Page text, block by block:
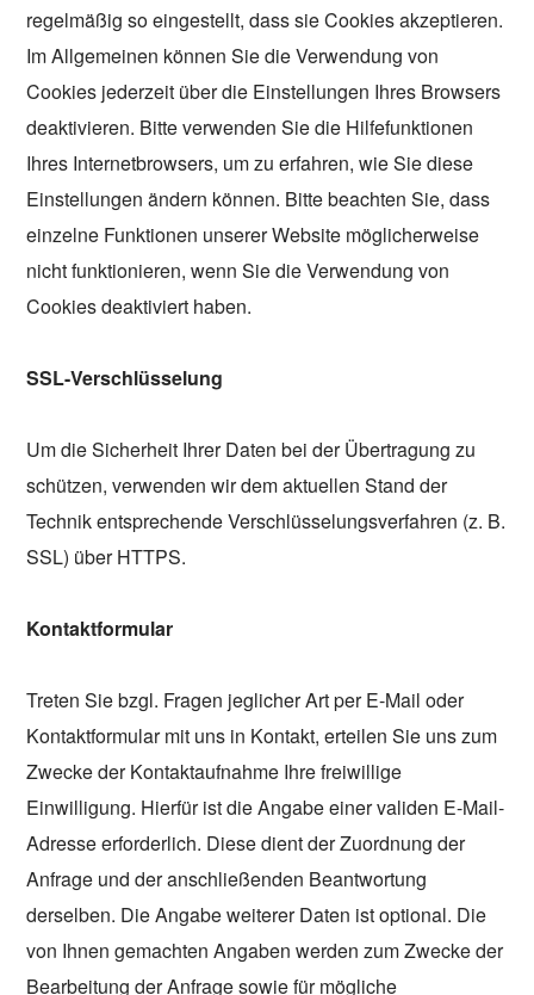
regelmäßig so eingestellt, dass sie Cookies akzeptieren.
Im Allgemeinen können Sie die Verwendung von
Cookies jederzeit über die Einstellungen Ihres Browsers
deaktivieren. Bitte verwenden Sie die Hilfefunktionen
Ihres Internetbrowsers, um zu erfahren, wie Sie diese
Einstellungen ändern können. Bitte beachten Sie, dass
einzelne Funktionen unserer Website möglicherweise
nicht funktionieren, wenn Sie die Verwendung von
Cookies deaktiviert haben.
SSL-Verschlüsselung
Um die Sicherheit Ihrer Daten bei der Übertragung zu
schützen, verwenden wir dem aktuellen Stand der
Technik entsprechende Verschlüsselungsverfahren (z. B.
SSL) über HTTPS.
Kontaktformular
Treten Sie bzgl. Fragen jeglicher Art per E-Mail oder
Kontaktformular mit uns in Kontakt, erteilen Sie uns zum
Zwecke der Kontaktaufnahme Ihre freiwillige
Einwilligung. Hierfür ist die Angabe einer validen E-Mail-
Adresse erforderlich. Diese dient der Zuordnung der
Anfrage und der anschließenden Beantwortung
derselben. Die Angabe weiterer Daten ist optional. Die
von Ihnen gemachten Angaben werden zum Zwecke der
Bearbeitung der Anfrage sowie für mögliche